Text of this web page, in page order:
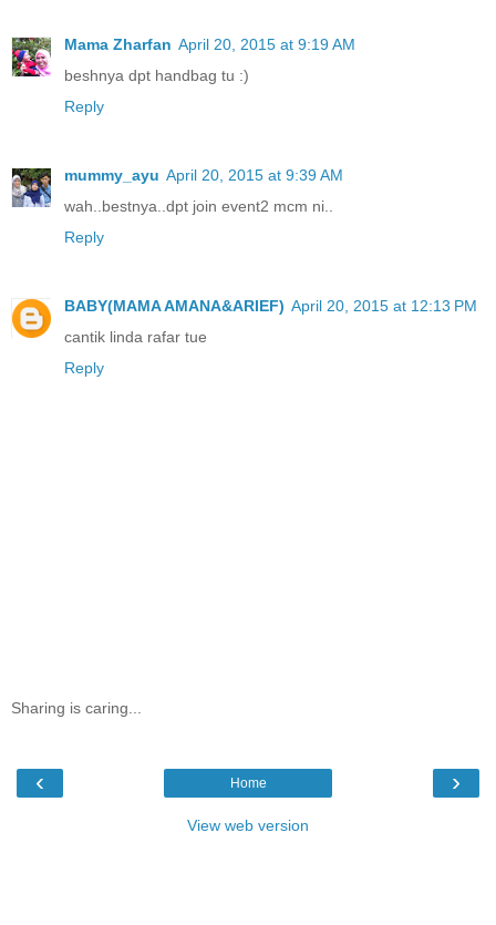
Mama Zharfan April 20, 2015 at 9:19 AM
beshnya dpt handbag tu :)
Reply
mummy_ayu April 20, 2015 at 9:39 AM
wah..bestnya..dpt join event2 mcm ni..
Reply
BABY(MAMA AMANA&ARIEF) April 20, 2015 at 12:13 PM
cantik linda rafar tue
Reply
Sharing is caring...
‹ ›
Home
View web version